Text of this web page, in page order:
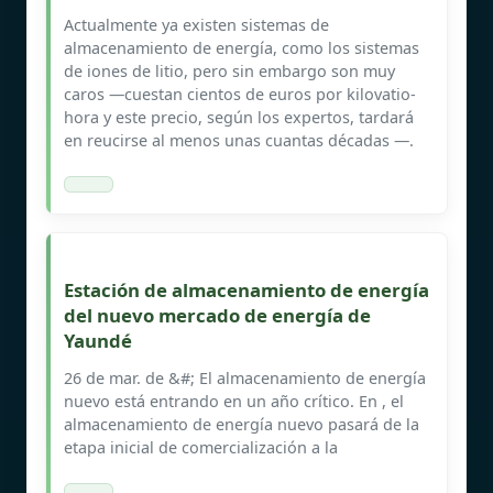
Actualmente ya existen sistemas de
almacenamiento de energía, como los sistemas
de iones de litio, pero sin embargo son muy
caros —cuestan cientos de euros por kilovatio-
hora y este precio, según los expertos, tardará
en reucirse al menos unas cuantas décadas —.
Estación de almacenamiento de energía
del nuevo mercado de energía de
Yaundé
26 de mar. de &#; El almacenamiento de energía
nuevo está entrando en un año crítico. En , el
almacenamiento de energía nuevo pasará de la
etapa inicial de comercialización a la